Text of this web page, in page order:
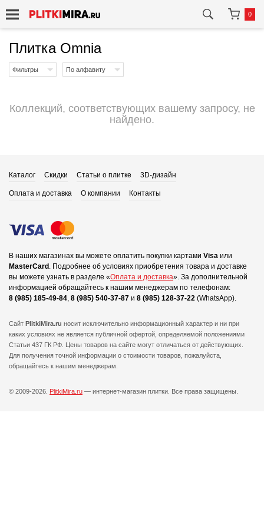
0
Плитка Omnia
Фильтры По алфавиту
Коллекций, соответствующих вашему запросу, не
найдено.
Каталог Скидки Статьи о плитке 3D-дизайн
Оплата и доставка О компании Контакты
В наших магазинах вы можете оплатить покупки картами Visa или
MasterCard . Подробнее об условиях приобретения товара и доставке
вы можете узнать в разделе «Оплата и доставка». За дополнительной
информацией обращайтесь к нашим менеджерам по телефонам:
8 (985) 185-49-84, 8 (985) 540-37-87 и 8 (985) 128-37-22 (WhatsApp).
Сайт PlitkiMira.ru носит исключительно информационный характер и ни при
каких условиях не является публичной офертой, определяемой положениями
Статьи 437 ГК РФ. Цены товаров на сайте могут отличаться от действующих.
Для получения точной информации о стоимости товаров, пожалуйста,
обращайтесь к нашим менеджерам.
© 2009-2026. PlitkiMira.ru — интернет-магазин плитки. Все права защищены.